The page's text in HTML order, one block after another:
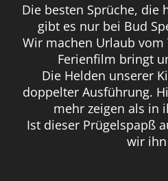
Die besten Sprüche, die
gibt es nur bei Bud
Wir machen Urlaub
Ferienfilm bringt
Die Helden unserer
doppelter Ausführung.
mehr zeigen als in
Ist dieser Prügelspapß
wir